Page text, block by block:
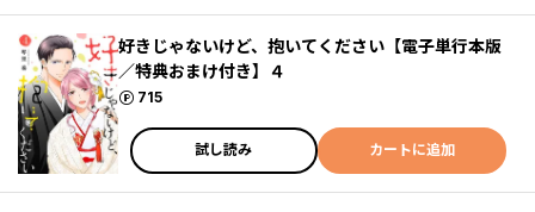
好きじゃないけど、抱いてください【電子単行本版
／特典おまけ付き】４
715
ポイント
試し読み カートに追加